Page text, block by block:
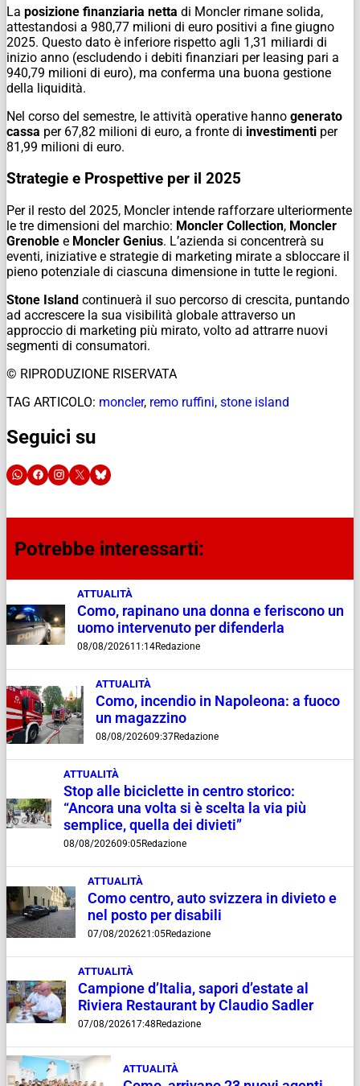
La posizione finanziaria netta di Moncler rimane solida,
attestandosi a 980,77 milioni di euro positivi a fine giugno
2025. Questo dato è inferiore rispetto agli 1,31 miliardi di
inizio anno (escludendo i debiti finanziari per leasing pari a
940,79 milioni di euro), ma conferma una buona gestione
della liquidità.
Nel corso del semestre, le attività operative hanno generato
cassa per 67,82 milioni di euro, a fronte di investimenti per
81,99 milioni di euro.
Strategie e Prospettive per il 2025
Per il resto del 2025, Moncler intende rafforzare ulteriormente
le tre dimensioni del marchio: Moncler Collection, Moncler
Grenoble e Moncler Genius. L’azienda si concentrerà su
eventi, iniziative e strategie di marketing mirate a sbloccare il
pieno potenziale di ciascuna dimensione in tutte le regioni.
Stone Island continuerà il suo percorso di crescita, puntando
ad accrescere la sua visibilità globale attraverso un
approccio di marketing più mirato, volto ad attrarre nuovi
segmenti di consumatori.
© RIPRODUZIONE RISERVATA
TAG ARTICOLO: moncler, remo ruffini, stone island
Seguici su
Potrebbe interessarti:
ATTUALITÀ
Como, rapinano una donna e feriscono un
uomo intervenuto per difenderla
08/08/202611:14Redazione
ATTUALITÀ
Como, incendio in Napoleona: a fuoco
un magazzino
08/08/202609:37Redazione
ATTUALITÀ
Stop alle biciclette in centro storico:
“Ancora una volta si è scelta la via più
semplice, quella dei divieti”
08/08/202609:05Redazione
ATTUALITÀ
Como centro, auto svizzera in divieto e
nel posto per disabili
07/08/202621:05Redazione
ATTUALITÀ
Campione d’Italia, sapori d’estate al
Riviera Restaurant by Claudio Sadler
07/08/202617:48 Redazione
ATTUALITÀ